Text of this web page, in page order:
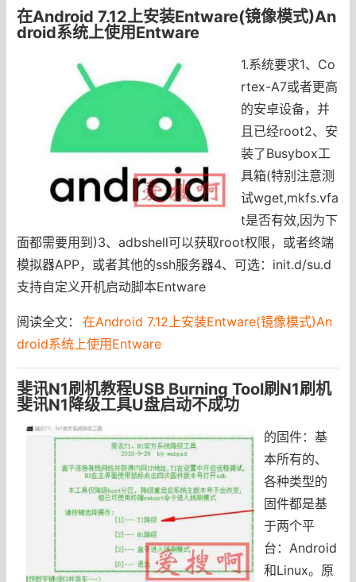
在Android 7.12上安装Entware(镜像模式)An
droid系统上使用Entware
1.系统要求1、Co
rtex-A7或者更高
的安卓设备，并
且已经root2、安
装了Busybox工
具箱(特别注意测
试wget,mkfs.vfa
t是否有效,因为下
面都需要用到)3、adbshell可以获取root权限，或者终端
模拟器APP，或者其他的ssh服务器4、可选：init.d/su.d
支持自定义开机启动脚本Entware
阅读全文：
在Android 7.12上安装Entware(镜像模式)An
droid系统上使用Entware
斐讯N1刷机教程USB Burning Tool刷N1刷机
斐讯N1降级工具U盘启动不成功
的固件：基
本所有的、
各种类型的
固件都是基
于两个平
台：Android
和Linux。原